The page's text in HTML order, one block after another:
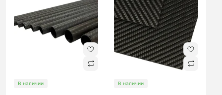
В наличии В наличии